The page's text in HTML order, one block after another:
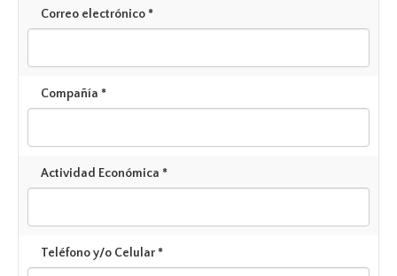
Correo electrónico *
Compañía *
Actividad Económica *
Teléfono y/o Celular *